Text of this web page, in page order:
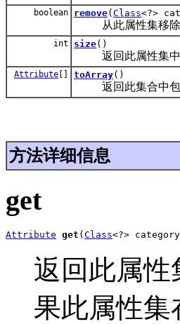
boolean remove( Class<?>
从此属性集移除
int size()
返回此属性集中
Attribute [] toArray()
返回此集合中包
方法详细信息
get
Attribute get ( Class<?>
返回此属
果此属性